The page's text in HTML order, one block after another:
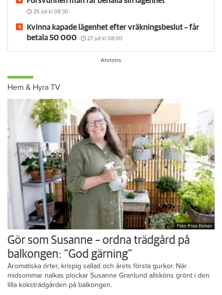
29 juli kl 08:30
Kvinna kapade lägenhet efter vräkningsbeslut – får
betala 50 000
27 juli kl 08:00
Hem & Hyra TV
Foto: Frida Ekman
Gör som Susanne – ordna trädgård på
balkongen: ”God gärning”
Aromatiska örter, krispig sallad och årets första gurkor. När
midsommar nalkas plockar Susanne Granlund allsköns grönt i den
lilla köksträdgården på balkongen.